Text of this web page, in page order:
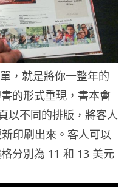
，就是將你一整年的
的形式重現，書本會
以不同的排版，將客人
印刷出來。客人可以
分別為 11 和 13 美元